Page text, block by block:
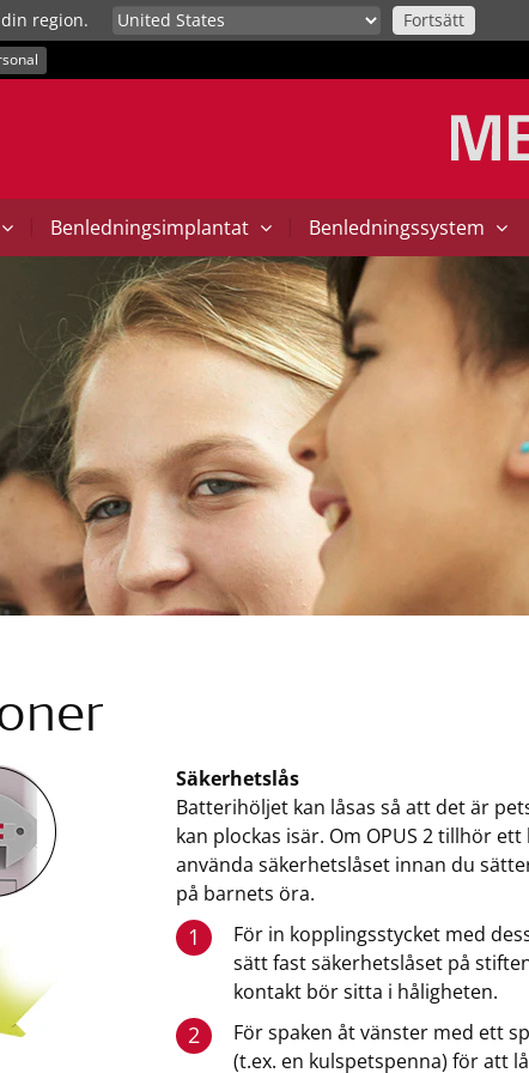
region. Fortsätt
| Benledningsimplantat | Benledningssystem
Säkerhetslås
Batterihöljet kan låsas så att det är
kan plockas isär. Om OPUS 2 tillhör
använda säkerhetslåset innan du
på barnets öra.
1
För in kopplingsstycket med
sätt fast säkerhetslåset på
kontakt bör sitta i håligheten.
2
För spaken åt vänster med ett
(t.ex. en kulspetspenna) för att